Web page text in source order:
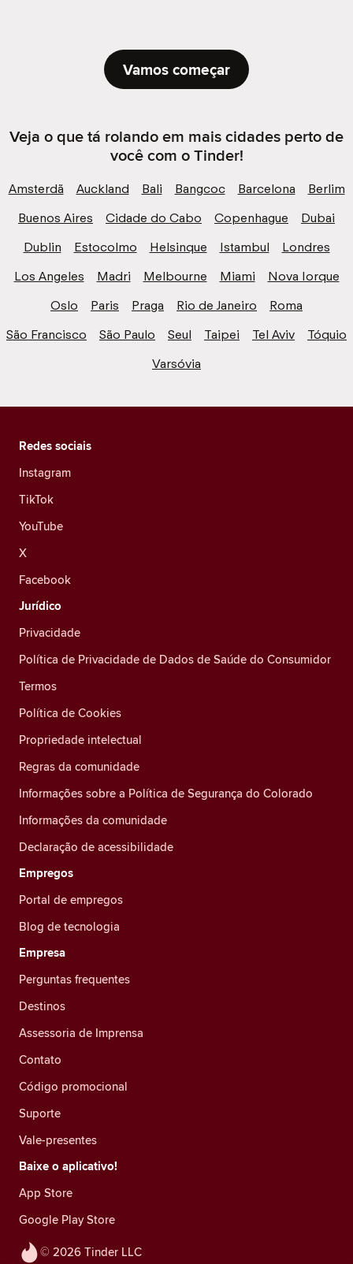
Vamos começar
Veja o que tá rolando em mais cidades perto de
você com o Tinder!
Amsterdã Auckland Bali Bangcoc Barcelona
Berlim
Buenos Aires
Cidade do Cabo Copenhague
Dubai
Dublin
Estocolmo Helsinque Istambul
Londres
Los Angeles
Madri Melbourne Miami
Nova Iorque
Oslo
Paris Praga Rio de Janeiro
Roma
São Francisco
São Paulo Seul Taipei Tel Aviv
Tóquio
Varsóvia
© 2026 Tinder LLC
Redes sociais
Instagram
TikTok
YouTube
X
Facebook
Jurídico
Privacidade
Política de Privacidade de Dados de Saúde do Consumidor
Termos
Política de Cookies
Propriedade intelectual
Regras da comunidade
Informações sobre a Política de Segurança do Colorado
Informações da comunidade
Declaração de acessibilidade
Empregos
Portal de empregos
Blog de tecnologia
Empresa
Perguntas frequentes
Destinos
Assessoria de Imprensa
Contato
Código promocional
Suporte
Vale-presentes
Baixe o aplicativo!
App Store
Google Play Store